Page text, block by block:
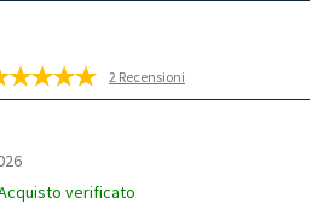
2 Recensioni
verificato